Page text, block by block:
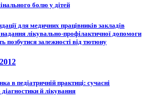
болю у дітей
для медичних працівників закладів
надання лікувально-профілактичної допомоги
позбутися залежності від тютюну
в педіатричній практиці: сучасні
й лікування